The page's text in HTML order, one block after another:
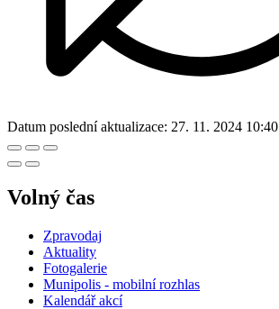
Datum poslední aktualizace: 27. 11. 2024 10:40
Volný čas
Zpravodaj
Aktuality
Fotogalerie
Munipolis - mobilní rozhlas
Kalendář akcí